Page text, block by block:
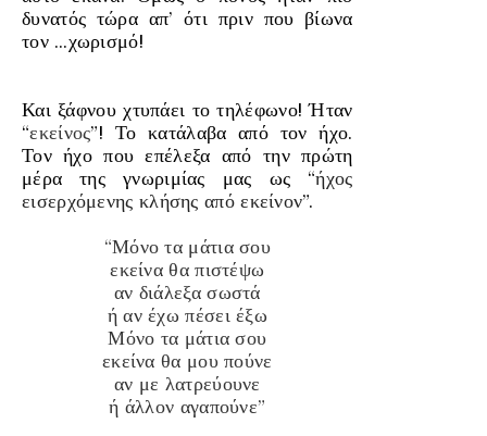
δυνατός τώρα απ’ ότι πριν που βίωνα
τον …χωρισμό!
Και ξάφνου χτυπάει το τηλέφωνο! Ήταν
“εκείνος”! Το κατάλαβα από τον ήχο.
Τον ήχο που επέλεξα από την πρώτη
μέρα της γνωριμίας μας ως “ήχος
εισερχόμενης κλήσης από εκείνον”.
“Μόνο τα μάτια σου
εκείνα θα πιστέψω
αν διάλεξα σωστά
ή αν έχω πέσει έξω
Μόνο τα μάτια σου
εκείνα θα μου πούνε
αν με λατρεύουνε
ή άλλον αγαπούνε”